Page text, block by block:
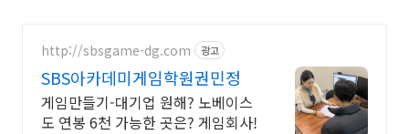
http://sbsgame-dg.com 광고
SBS아카데미게임학원권민정
게임만들기-대기업 원해? 노베이스
도 연봉 6천 가능한 곳은? 게임회사!